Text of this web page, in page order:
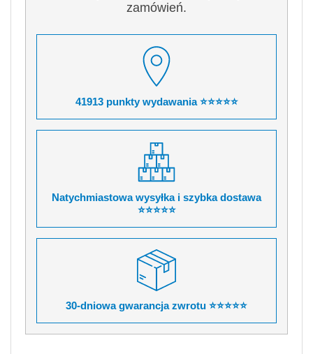
zamówień.
41913 punkty wydawania ⭐⭐⭐⭐⭐
Natychmiastowa wysyłka i szybka dostawa
⭐⭐⭐⭐⭐
30-dniowa gwarancja zwrotu ⭐⭐⭐⭐⭐